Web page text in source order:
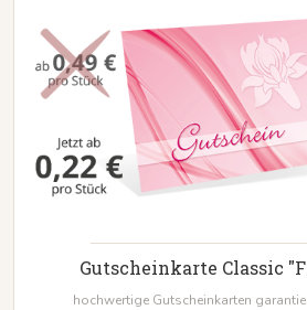
Gutscheinkarte Classic
hochwertige Gutscheinkarten